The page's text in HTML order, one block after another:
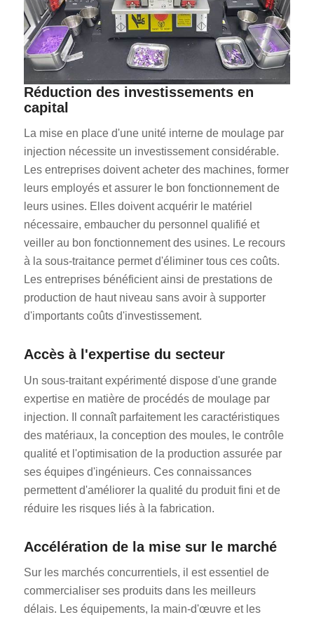
Réduction des investissements en
capital
La mise en place d'une unité interne de moulage par
injection nécessite un investissement considérable.
Les entreprises doivent acheter des machines, former
leurs employés et assurer le bon fonctionnement de
leurs usines. Elles doivent acquérir le matériel
nécessaire, embaucher du personnel qualifié et
veiller au bon fonctionnement des usines. Le recours
à la sous-traitance permet d'éliminer tous ces coûts.
Les entreprises bénéficient ainsi de prestations de
production de haut niveau sans avoir à supporter
d'importants coûts d'investissement.
Accès à l'expertise du secteur
Un sous-traitant expérimenté dispose d'une grande
expertise en matière de procédés de moulage par
injection. Il connaît parfaitement les caractéristiques
des matériaux, la conception des moules, le contrôle
qualité et l'optimisation de la production assurée par
ses équipes d'ingénieurs. Ces connaissances
permettent d'améliorer la qualité du produit fini et de
réduire les risques liés à la fabrication.
Accélération de la mise sur le marché
Sur les marchés concurrentiels, il est essentiel de
commercialiser ses produits dans les meilleurs
délais. Les équipements, la main-d'œuvre et les